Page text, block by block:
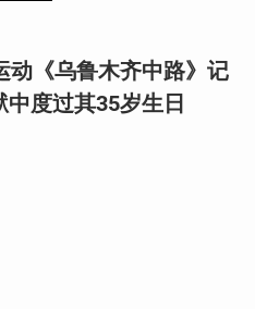
动《乌鲁木齐中路》记
度过其35岁生日